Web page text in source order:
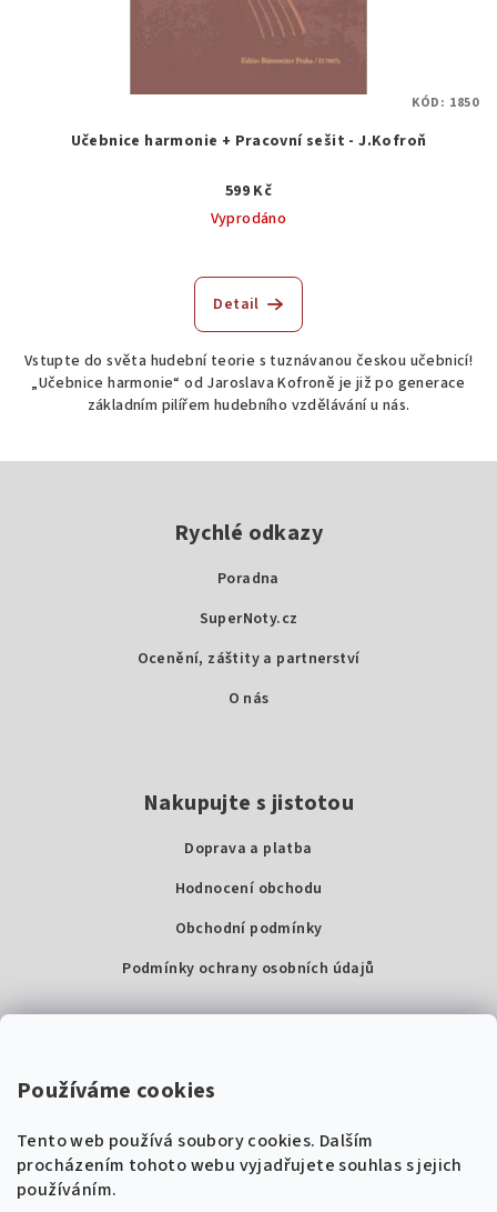
Používáme cookies
Tento web používá soubory cookies. Dalším
procházením tohoto webu vyjadřujete souhlas s jejich
používáním.
Učebnice harmonie + Pracovní sešit - J.Kofroň
599 Kč
Vyprodáno
Detail
Vstupte do světa hudební teorie s tuznávanou českou učebnicí!
„Učebnice harmonie“ od Jaroslava Kofroně je již po generace
základním pilířem hudebního vzdělávání u nás.
KÓD: 1850
Rychlé odkazy
Poradna
SuperNoty.cz
Ocenění, záštity a partnerství
O nás
Nakupujte s jistotou
Doprava a platba
Hodnocení obchodu
Obchodní podmínky
Podmínky ochrany osobních údajů
Super Noty, s.r.o.
IČ: 04568672